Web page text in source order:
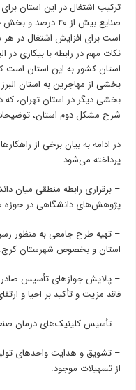
است برای افزایش اشتغال در هر
استان کشور به این استان است
بخشی از مهاجرین به استان
بخشی دیگر در استان تهران، که
شرح مشکل دوم استان،
در ادامه به بیان برخی از
پرداخته می‌شود.
– برقراری رابطه منطقی میان
پژوهش‌های دانشگاهی در
– تهیه طرح جامعی به منظور
استان و بخصوص شهرستان کرج.
– پالایش جوازهای تأسیس
فاقد مزیت و تأکید بر احیا و
– تأسیس کلینیک‌های درمان
– تشویق و هدایت واحدهای
از تسهیلات موجود.